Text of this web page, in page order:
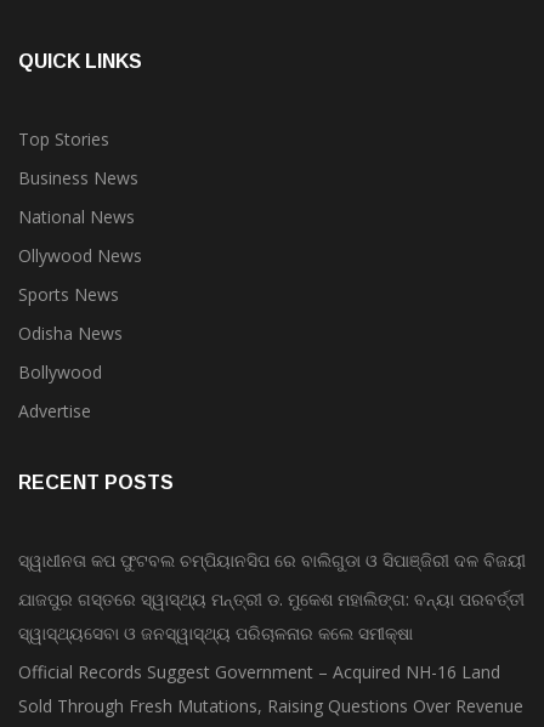
QUICK LINKS
Top Stories
Business News
National News
Ollywood News
Sports News
Odisha News
Bollywood
Advertise
RECENT POSTS
ସ୍ୱାଧୀନତା କପ ଫୁଟବଲ ଚମ୍ପିୟାନସିପ ରେ ବାଲିଗୁଡା ଓ ସିପାଞ୍ଜିରୀ ଦଳ ବିଜୟୀ
ଯାଜପୁର ଗସ୍ତରେ ସ୍ୱାସ୍ଥ୍ୟ ମନ୍ତ୍ରୀ ଡ. ମୁକେଶ ମହାଲିଙ୍ଗ: ବନ୍ୟା ପରବର୍ତ୍ତୀ
ସ୍ୱାସ୍ଥ୍ୟସେବା ଓ ଜନସ୍ୱାସ୍ଥ୍ୟ ପରିଚାଳନାର କଲେ ସମୀକ୍ଷା
Official Records Suggest Government – Acquired NH-16 Land
Sold Through Fresh Mutations, Raising Questions Over Revenue